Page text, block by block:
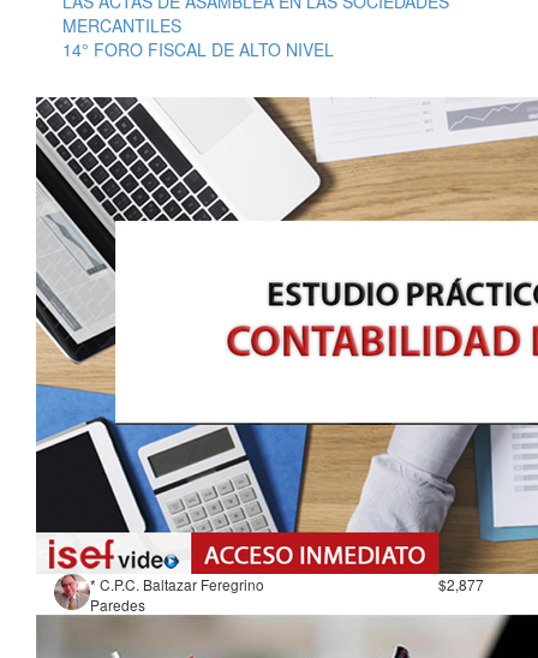
MERCANTILES
14° FORO FISCAL DE ALTO NIVEL
* C.P.C. Baltazar Feregrino
Paredes
$2,877